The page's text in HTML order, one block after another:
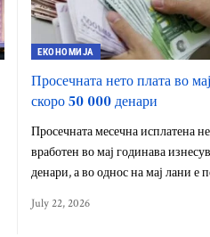
ЕКОНОМИЈА
Просечната нето плата во
скоро 50 000 денари
Просечната месечна исплатена
вработен во мај годинава
денари, а во однос на мај лани е
July 22, 2026